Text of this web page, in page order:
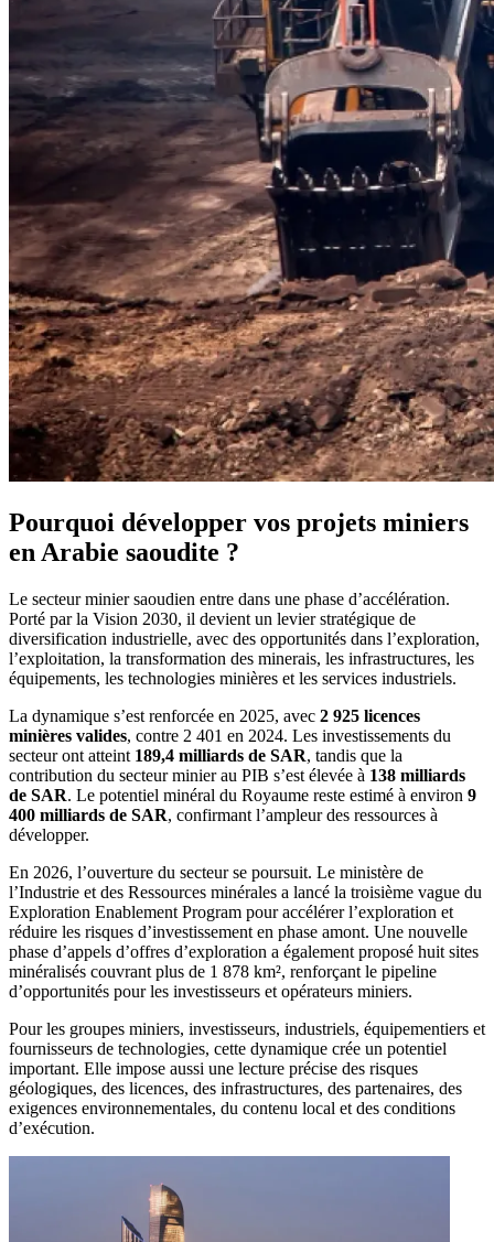
Pourquoi développer vos projets miniers
en Arabie saoudite ?
Le secteur minier saoudien entre dans une phase d’accélération.
Porté par la Vision 2030, il devient un levier stratégique de
diversification industrielle, avec des opportunités dans l’exploration,
l’exploitation, la transformation des minerais, les infrastructures, les
équipements, les technologies minières et les services industriels.
La dynamique s’est renforcée en 2025, avec 2 925 licences
minières valides, contre 2 401 en 2024. Les investissements du
secteur ont atteint 189,4 milliards de SAR, tandis que la
contribution du secteur minier au PIB s’est élevée à 138 milliards
de SAR. Le potentiel minéral du Royaume reste estimé à environ 9
400 milliards de SAR, confirmant l’ampleur des ressources à
développer.
En 2026, l’ouverture du secteur se poursuit. Le ministère de
l’Industrie et des Ressources minérales a lancé la troisième vague du
Exploration Enablement Program pour accélérer l’exploration et
réduire les risques d’investissement en phase amont. Une nouvelle
phase d’appels d’offres d’exploration a également proposé huit sites
minéralisés couvrant plus de 1 878 km², renforçant le pipeline
d’opportunités pour les investisseurs et opérateurs miniers.
Pour les groupes miniers, investisseurs, industriels, équipementiers et
fournisseurs de technologies, cette dynamique crée un potentiel
important. Elle impose aussi une lecture précise des risques
géologiques, des licences, des infrastructures, des partenaires, des
exigences environnementales, du contenu local et des conditions
d’exécution.